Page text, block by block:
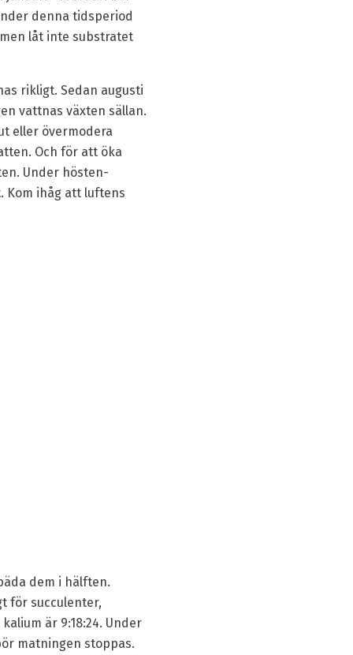
denna tidsperiod
låt inte substratet
rikligt. Sedan augusti
vattnas växten sällan.
eller övermodera
Och för att öka
Under hösten-
ihåg att luftens
dem i hälften.
för succulenter,
är 9:18:24. Under
matningen stoppas.